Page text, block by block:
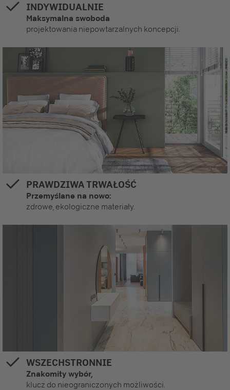
INDYWIDUALNIE
Maksymalna swoboda
projektowania niepowtarzalnych koncepcji.
PRAWDZIWA TRWAŁOŚĆ
Przemyślane na nowo:
zdrowe, ekologiczne materiały.
WSZECHSTRONNIE
Znakomity wybór,
klucz do nieograniczonych możliwości.